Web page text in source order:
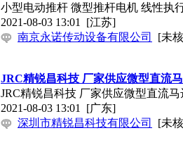
小型电动推杆 微型推杆电机 线性执
2021-08-03 13:01 [江苏]
南京永诺传动设备有限公司
[未
JRC精锐昌科技 厂家供应微型直流
JRC精锐昌科技 厂家供应微型直流
2021-08-03 13:01 [广东]
深圳市精锐昌科技有限公司
[未